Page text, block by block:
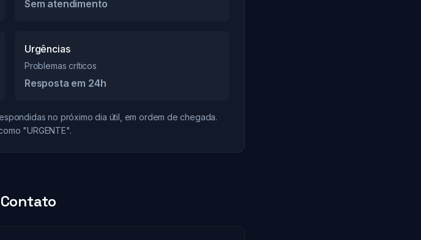
Sem atendimento
Urgências
Problemas críticos
Resposta em 24h
no próximo dia útil, em ordem de chegada.
"URGENTE".